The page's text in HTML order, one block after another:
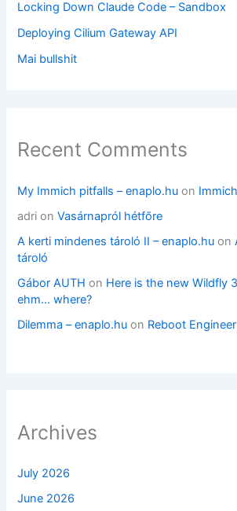
Locking Down Claude Code – Sandbox
Deploying Cilium Gateway API
Mai bullshit
Recent Comments
My Immich pitfalls – enaplo.hu on
adri onVasárnapról hétfőre
A kerti mindenes tároló II – enaplo.hu on
tároló
Gábor AUTH on Here is the new Wildfly
ehm… where?
Dilemma – enaplo.hu on Reboot
Archives
July 2026
June 2026